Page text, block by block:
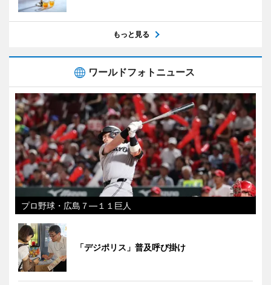
もっと見る
ワールドフォトニュース
プロ野球・広島７―１１巨人
「デジポリス」普及呼び掛け